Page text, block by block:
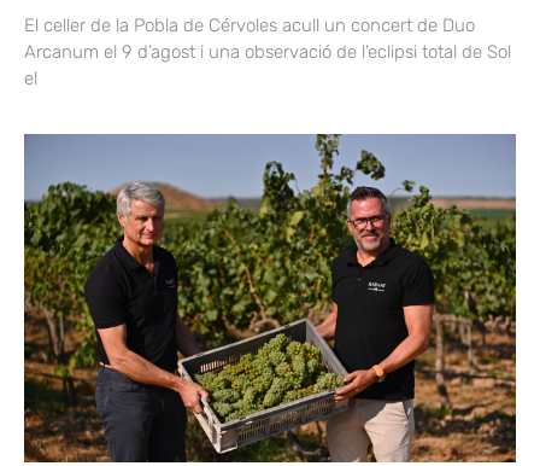
El celler de la Pobla de Cérvoles acull un concert de Duo
Arcanum el 9 d’agost i una observació de l’eclipsi total de Sol
el